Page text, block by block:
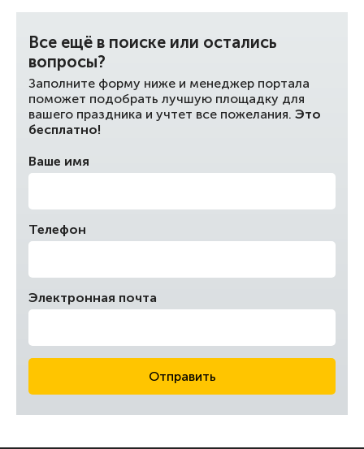
Все ещё в поиске или остались
вопросы?
Заполните форму ниже и менеджер портала
поможет подобрать лучшую площадку для
вашего праздника и учтет все пожелания. Это
бесплатно!
Ваше имя
Телефон
Электронная почта
Отправить